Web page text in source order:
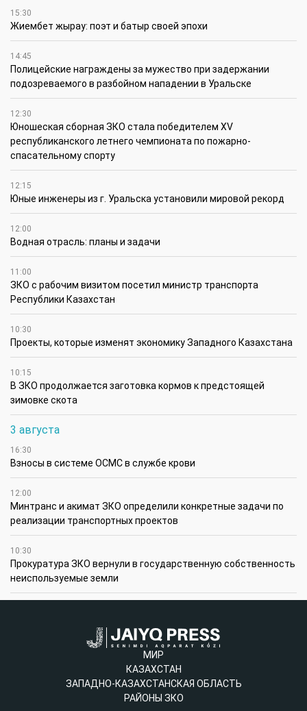
15:30
Жиембет жырау: поэт и батыр своей эпохи
14:45
Полицейские награждены за мужество при задержании
подозреваемого в разбойном нападении в Уральске
12:30
Юношеская сборная ЗКО стала победителем XV
республиканского летнего чемпионата по пожарно-
спасательному спорту
12:15
Юные инженеры из г. Уральска установили мировой рекорд
12:00
Водная отрасль: планы и задачи
11:00
ЗКО с рабочим визитом посетил министр транспорта
Республики Казахстан
10:30
Проекты, которые изменят экономику Западного Казахстана
10:15
В ЗКО продолжается заготовка кормов к предстоящей
зимовке скота
3 августа
16:30
Взносы в системе ОСМС в службе крови
12:00
Минтранс и акимат ЗКО определили конкретные задачи по
реализации транспортных проектов
10:30
Прокуратура ЗКО вернули в государственную собственность
неиспользуемые земли
МИР
КАЗАХСТАН
ЗАПАДНО-КАЗАХСТАНСКАЯ ОБЛАСТЬ
РАЙОНЫ ЗКО